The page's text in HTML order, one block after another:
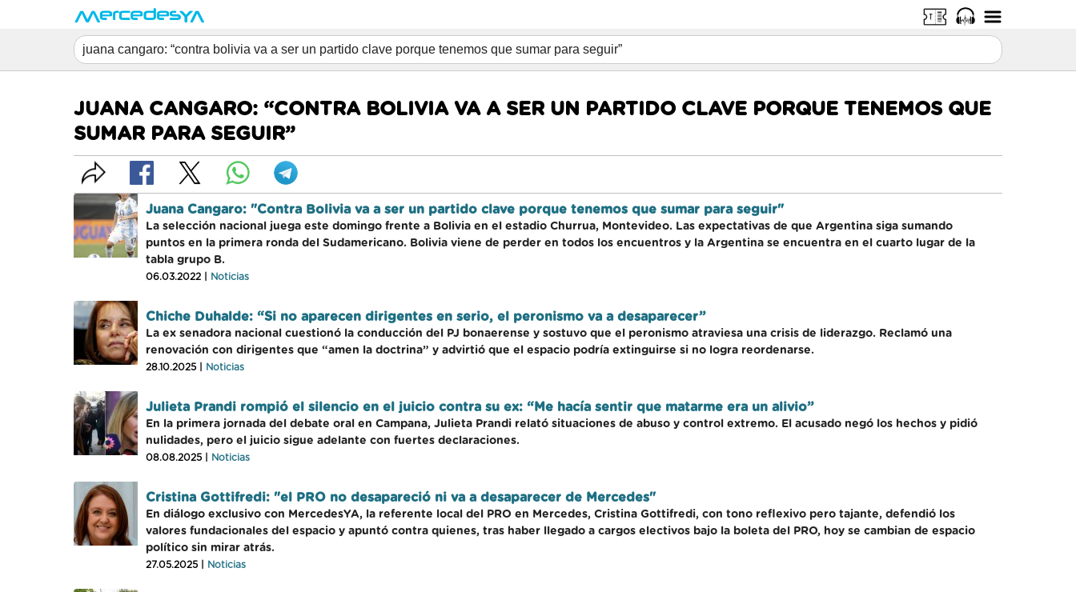
JUANA CANGARO: “CONTRA BOLIVIA VA A SER UN PARTIDO CLAVE PORQUE TENEMOS QUE
SUMAR PARA SEGUIR”
Juana Cangaro: "Contra Bolivia va a ser un partido clave porque tenemos que sumar para seguir"
La selección nacional juega este domingo frente a Bolivia en el estadio Churrua, Montevideo. Las expectativas de que Argentina siga sumando
puntos en la primera ronda del Sudamericano. Bolivia viene de perder en todos los encuentros y la Argentina se encuentra en el cuarto lugar de la
tabla grupo B.
06.03.2022 | Noticias
Chiche Duhalde: “Si no aparecen dirigentes en serio, el peronismo va a desaparecer”
La ex senadora nacional cuestionó la conducción del PJ bonaerense y sostuvo que el peronismo atraviesa una crisis de liderazgo. Reclamó una
renovación con dirigentes que “amen la doctrina” y advirtió que el espacio podría extinguirse si no logra reordenarse.
28.10.2025 | Noticias
Julieta Prandi rompió el silencio en el juicio contra su ex: “Me hacía sentir que matarme era un alivio”
En la primera jornada del debate oral en Campana, Julieta Prandi relató situaciones de abuso y control extremo. El acusado negó los hechos y pidió
nulidades, pero el juicio sigue adelante con fuertes declaraciones.
08.08.2025 | Noticias
Cristina Gottifredi: "el PRO no desapareció ni va a desaparecer de Mercedes"
En diálogo exclusivo con MercedesYA, la referente local del PRO en Mercedes, Cristina Gottifredi, con tono reflexivo pero tajante, defendió los
valores fundacionales del espacio y apuntó contra quienes, tras haber llegado a cargos electivos bajo la boleta del PRO, hoy se cambian de espacio
político sin mirar atrás.
27.05.2025 | Noticias